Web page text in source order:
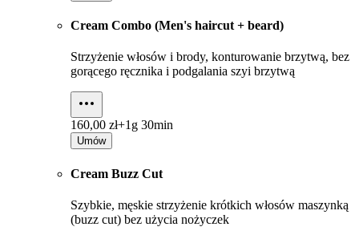
Cream Combo (Men's haircut + beard)
Strzyżenie włosów i brody, konturowanie brzytwą, bez
gorącego ręcznika i podgalania szyi brzytwą
160,00 zł+1g 30min
Umów
Cream Buzz Cut
Szybkie, męskie strzyżenie krótkich włosów maszynką
(buzz cut) bez użycia nożyczek